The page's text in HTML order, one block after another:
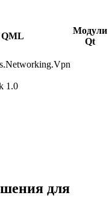
Модули
Qt
1.0
для